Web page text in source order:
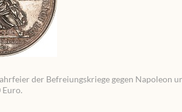
der Befreiungskriege gegen Napoleon
Euro.